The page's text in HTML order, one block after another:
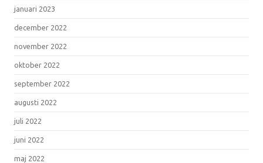
januari 2023
december 2022
november 2022
oktober 2022
september 2022
augusti 2022
juli 2022
juni 2022
maj 2022